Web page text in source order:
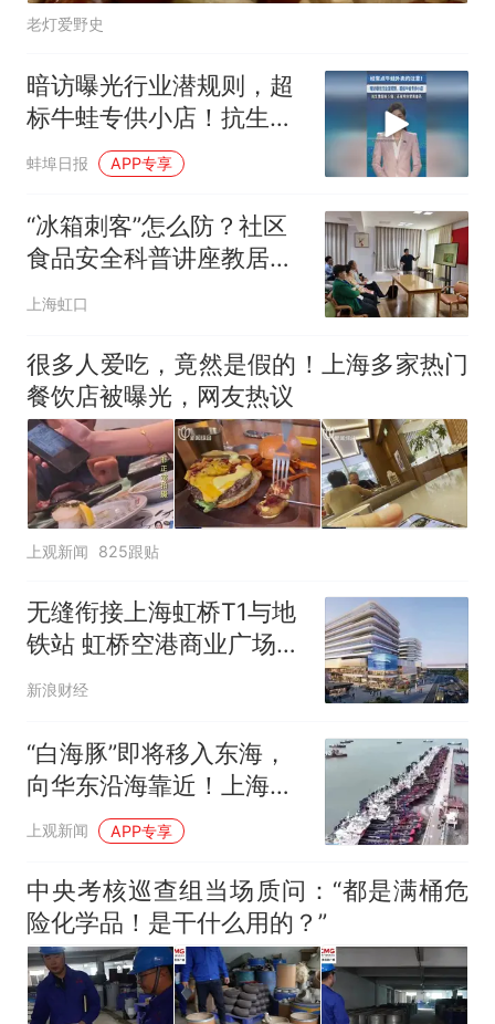
老灯爱野史
暗访曝光行业潜规则，超
标牛蛙专供小店！抗生素
超标5倍，还有明令禁用
兽药
蚌埠日报 APP专享
“冰箱刺客”怎么防？社区
食品安全科普讲座教居民
念好“四字经”
上海虹口
很多人爱吃，竟然是假的！上海多家热门
餐饮店被曝光，网友热议
上观新闻 825跟贴
无缝衔接上海虹桥T1与地
铁站 虹桥空港商业广场启
动招商
新浪财经
“白海豚”即将移入东海，
向华东沿海靠近！上海将
迎大风大雨，气温真的下
上观新闻 APP专享
中央考核巡查组当场质问：“都是满桶危
险化学品！是干什么用的？”